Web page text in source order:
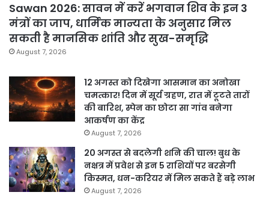
Sawan 2026: सावन में करें भगवान शिव के इन 3
मंत्रों का जाप, धार्मिक मान्यता के अनुसार मिल
सकती है मानसिक शांति और सुख-समृद्धि
August 7, 2026
12 अगस्त को दिखेगा आसमान का अनोखा
चमत्कार! दिन में सूर्य ग्रहण, रात में टूटते तारों
की बारिश, स्पेन का छोटा सा गांव बनेगा
आकर्षण का केंद्र
August 7, 2026
20 अगस्त से बदलेगी शनि की चाल! बुध के
नक्षत्र में प्रवेश से इन 5 राशियों पर बरसेगी
किस्मत, धन-करियर में मिल सकते हैं बड़े लाभ
August 7, 2026